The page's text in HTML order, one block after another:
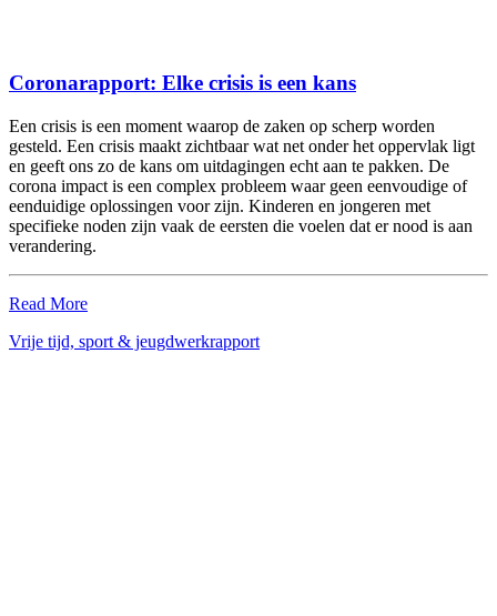
Coronarapport: Elke crisis is een kans
Een crisis is een moment waarop de zaken op scherp worden
gesteld. Een crisis maakt zichtbaar wat net onder het oppervlak ligt
en geeft ons zo de kans om uitdagingen echt aan te pakken. De
corona impact is een complex probleem waar geen eenvoudige of
eenduidige oplossingen voor zijn. Kinderen en jongeren met
specifieke noden zijn vaak de eersten die voelen dat er nood is aan
verandering.
Read More
Vrije tijd, sport & jeugdwerkrapport